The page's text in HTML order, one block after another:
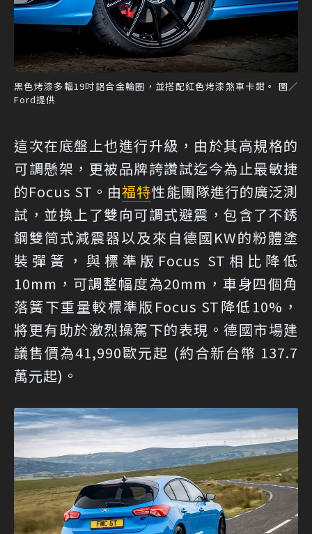
黑色烤漆多輻19吋鋁合金輪圈，並搭配紅色烤漆煞車卡鉗。 圖／
Ford提供
這次在底盤上也進行升級，由於其高規格的
可調懸架，更被品牌誇讚試迄今為止最敏捷
的Focus ST。由福特性能團隊進行的廣泛測
試，並換上了雙向可調式避震，包含了不銹
鋼雙筒式減震器以及來自德國KW的粉體塗
裝彈簧，與標準版Focus ST相比降低
10mm，可調整幅度為20mm，車身四個角
落簧下重量較標準版Focus ST降低10%，
將更有助於激烈操駕下的表現。德國市場建
議售價為41,990歐元起 (約合新台幣 137.7
萬元起)。